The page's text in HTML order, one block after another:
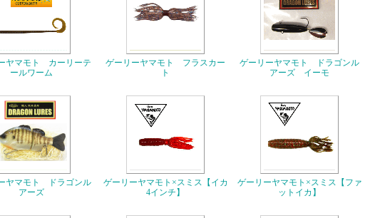
ヤマモト カーリーテ
ールワーム
ゲーリーヤマモト フラスカー
ト
ゲーリーヤマモト ドラゴンル
アーズ イーモ
ヤマモト ドラゴンル
アーズ
ゲーリーヤマモト×スミス【イカ
4インチ】
ゲーリーヤマモト×スミス【ファ
ットイカ】